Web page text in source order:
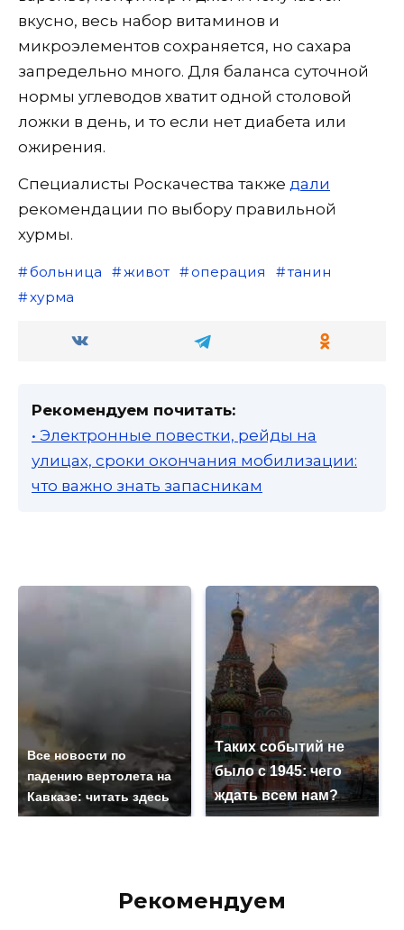
вкусно, весь набор витаминов и
микроэлементов сохраняется, но сахара
запредельно много. Для баланса суточной
нормы углеводов хватит одной столовой
ложки в день, и то если нет диабета или
ожирения.
Специалисты Роскачества также дали
рекомендации по выбору правильной
хурмы.
больница живот операция
танин
хурма
Рекомендуем почитать:
• Электронные повестки, рейды на
улицах, сроки окончания мобилизации:
что важно знать запасникам
Все новости по
падению вертолета на
Кавказе: читать здесь
Таких событий не
было с 1945: чего
ждать всем нам?
Рекомендуем